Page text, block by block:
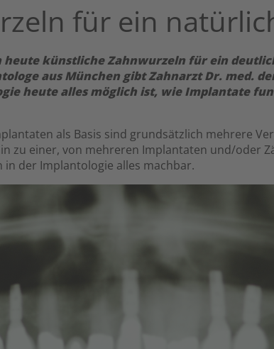
für ein
künstliche Zahnwurzeln für ein
aus München gibt Zahnarzt Dr. med.
heute alles möglich ist, wie Implantate
als Basis sind grundsätzlich mehrere
zu einer, von mehreren Implantaten und/oder
der Implantologie alles machbar.